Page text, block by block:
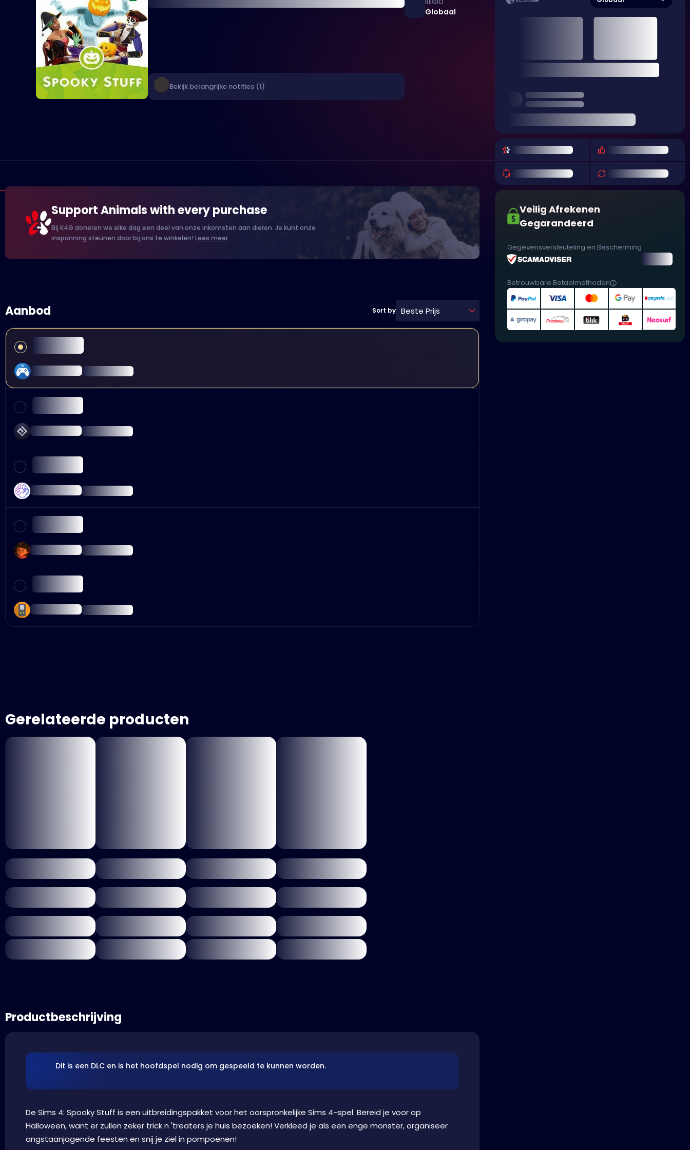
Bekijk belangrijke notities (1)
REGIO
Globaal
Support Animals with every purchase
Bij K4G doneren we elke dag een deel van onze inkomsten aan dieren. Je kunt onze
inspanning steunen door bij ons te winkelen! Lees meer
Aanbod Sort by Beste Prijs
Gerelateerde producten
Productbeschrijving
Dit is een DLC en is het hoofdspel nodig om gespeeld te kunnen worden.
De Sims 4: Spooky Stuff is een uitbreidingspakket voor het oorspronkelijke Sims 4-spel. Bereid je voor op
Halloween, want er zullen zeker trick n 'treaters je huis bezoeken! Verkleed je als een enge monster, organiseer
angstaanjagende feesten en snij je ziel in pompoenen!
Veilig Afrekenen
Gegarandeerd
Gegevensversleuteling en Bescherming
Betrouwbare Betaalmethoden